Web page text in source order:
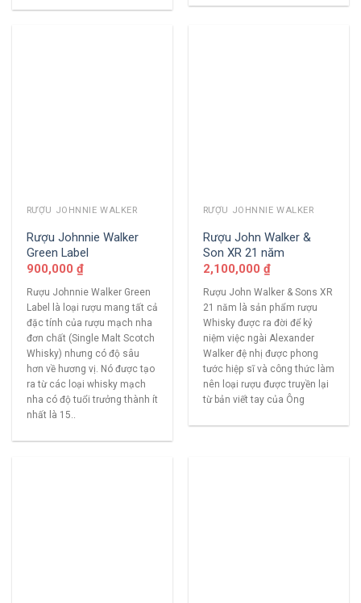
RƯỢU JOHNNIE WALKER
Rượu Johnnie Walker
Green Label
900,000 ₫
Rượu Johnnie Walker Green
Label là loại rượu mang tất cả
đặc tính của rượu mạch nha
đơn chất (Single Malt Scotch
Whisky) nhưng có độ sâu
hơn về hương vị. Nó được tạo
ra từ các loại whisky mạch
nha có độ tuổi trưởng thành ít
nhất là 15..
RƯỢU JOHNNIE WALKER
Rượu John Walker &
Son XR 21 năm
2,100,000 ₫
Rượu John Walker & Sons XR
21 năm là sản phẩm rượu
Whisky được ra đời để kỷ
niệm việc ngài Alexander
Walker đệ nhị được phong
tước hiệp sĩ và công thức làm
nên loại rượu được truyền lại
từ bản viết tay của Ông